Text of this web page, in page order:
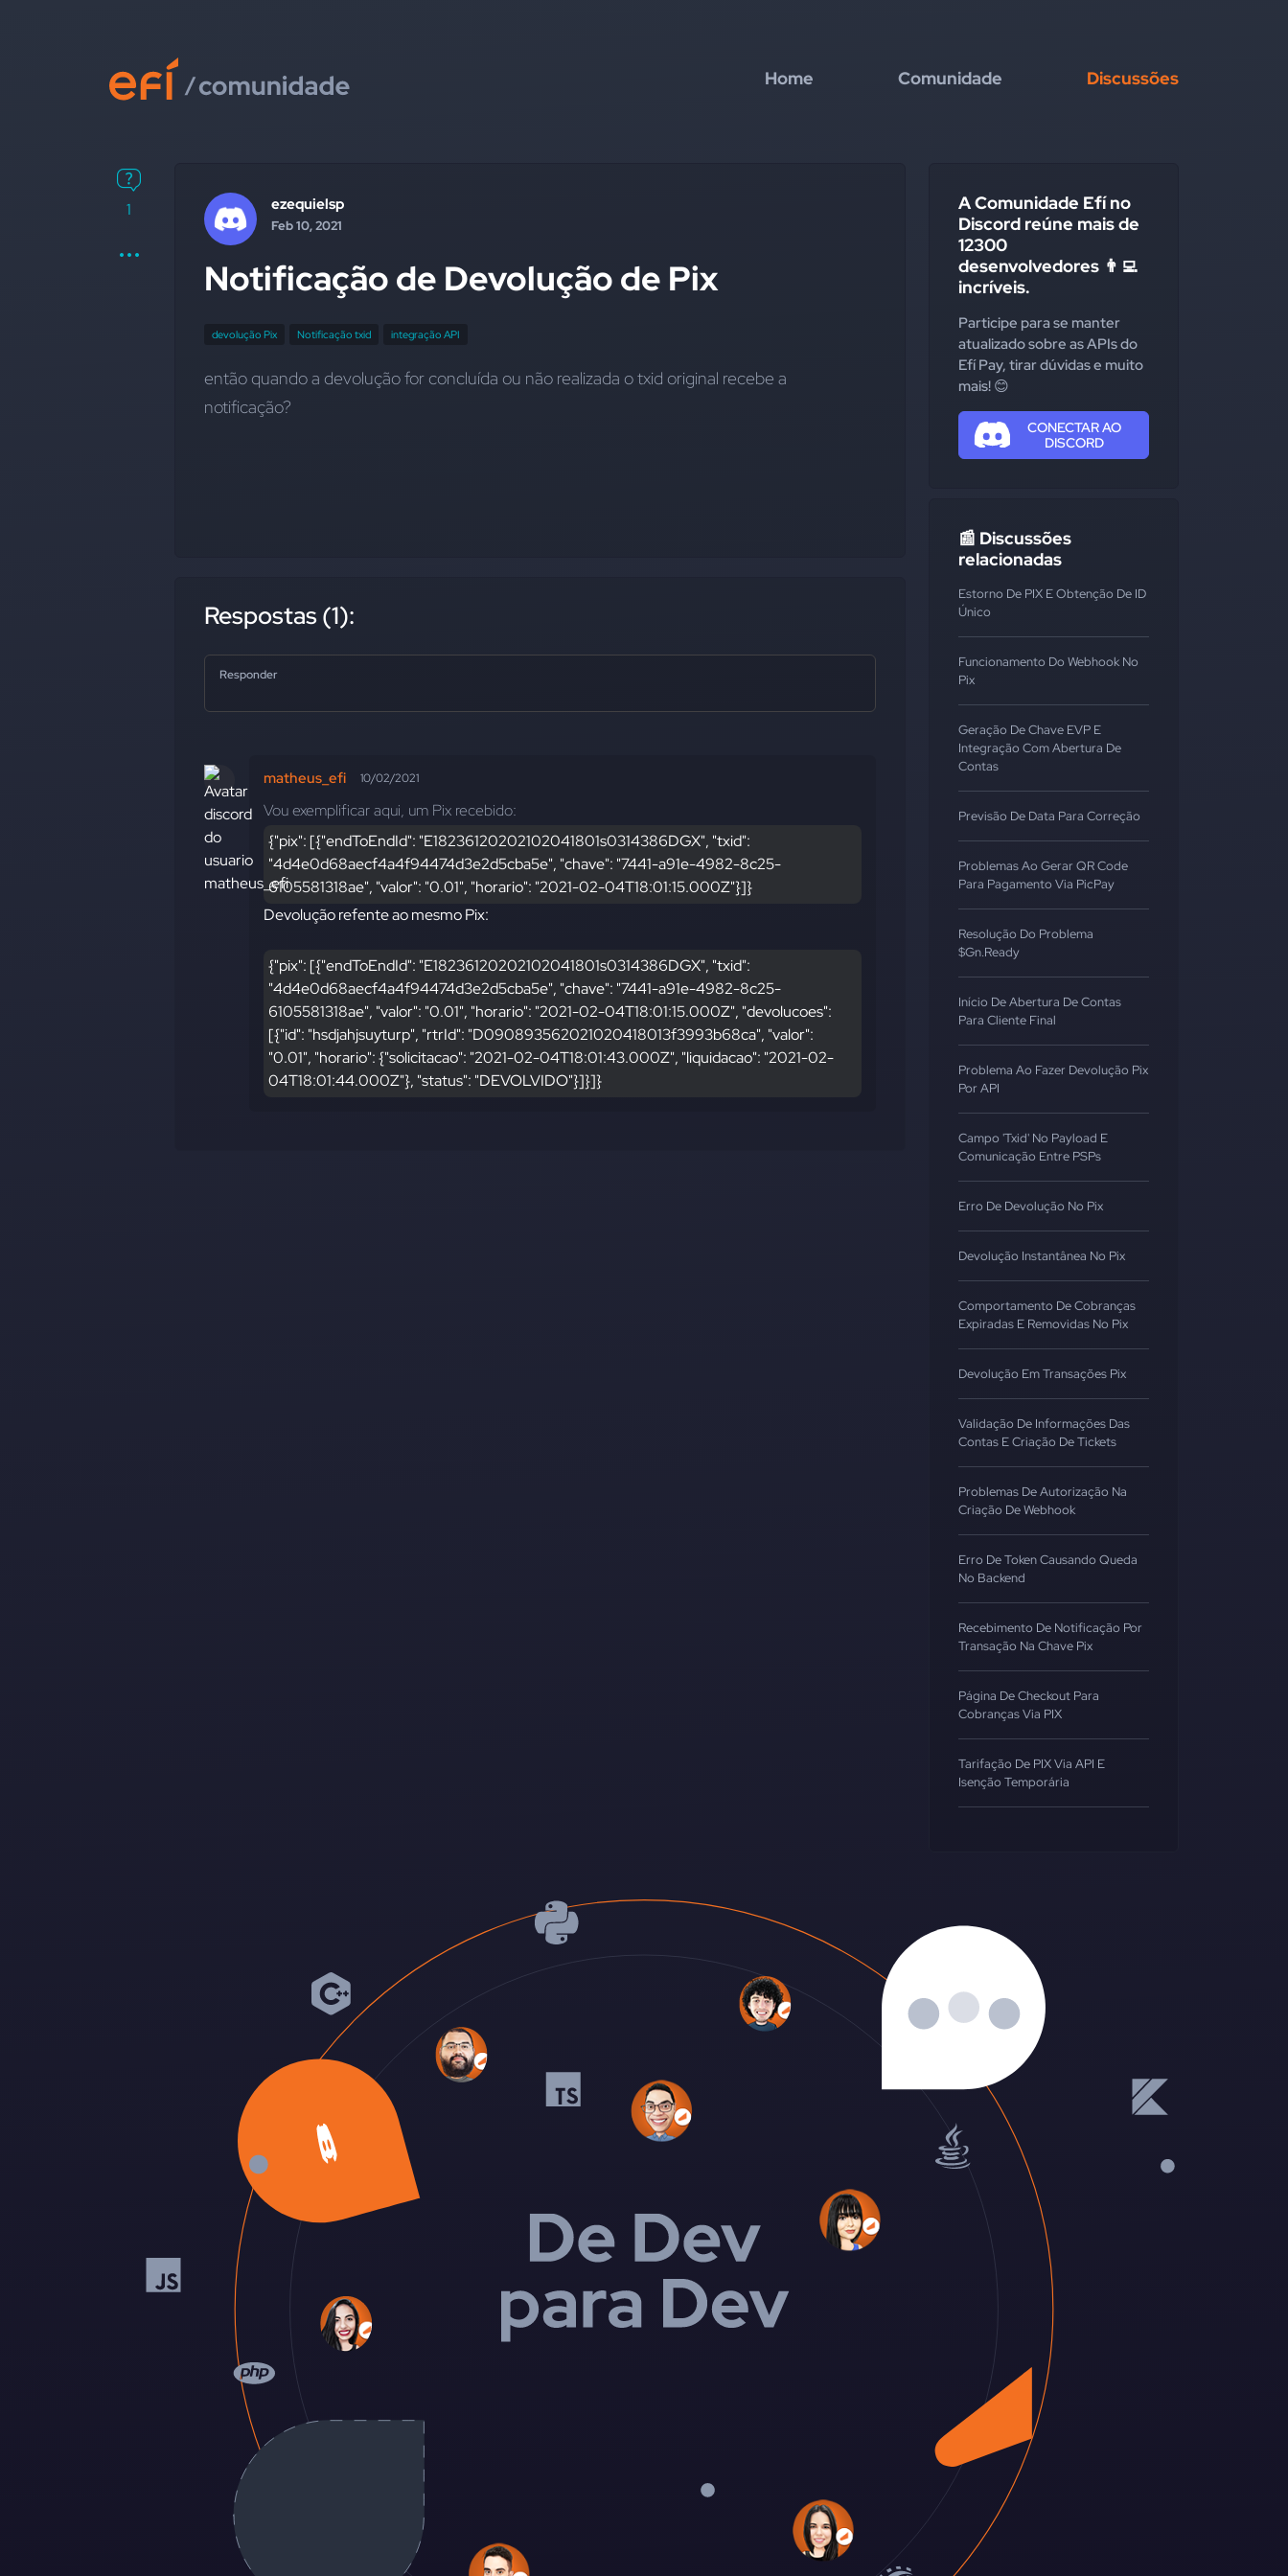
Home Comunidade Discussões
1 ezequielsp
Feb 10, 2021
Notificação de Devolução de Pix
devolução Pix Notificação txid integração API
então quando a devolução for concluída ou não realizada o txid original recebe a
notificação?
Respostas (1):
Responder
matheus_efi 10/02/2021
Vou exemplificar aqui, um Pix recebido:
{"pix": [{"endToEndId": "E18236120202102041801s0314386DGX", "txid":
"4d4e0d68aecf4a4f94474d3e2d5cba5e", "chave": "7441-a91e-4982-8c25-
6105581318ae", "valor": "0.01", "horario": "2021-02-04T18:01:15.000Z"}]}
Devolução refente ao mesmo Pix:
{"pix": [{"endToEndId": "E18236120202102041801s0314386DGX", "txid":
"4d4e0d68aecf4a4f94474d3e2d5cba5e", "chave": "7441-a91e-4982-8c25-
6105581318ae", "valor": "0.01", "horario": "2021-02-04T18:01:15.000Z", "devolucoes":
[{"id": "hsdjahjsuyturp", "rtrId": "D090893562021020418013f3993b68ca", "valor":
"0.01", "horario": {"solicitacao": "2021-02-04T18:01:43.000Z", "liquidacao": "2021-02-
04T18:01:44.000Z"}, "status": "DEVOLVIDO"}]}]}
A Comunidade Efí no
Discord reúne mais de
12300
desenvolvedores 👨‍💻
incríveis.
Participe para se manter
atualizado sobre as APIs do
Efí Pay, tirar dúvidas e muito
mais! 😊
CONECTAR AO
DISCORD
📰 Discussões
relacionadas
Estorno De PIX E Obtenção De ID
Único
Funcionamento Do Webhook No
Pix
Geração De Chave EVP E
Integração Com Abertura De
Contas
Previsão De Data Para Correção
Problemas Ao Gerar QR Code
Para Pagamento Via PicPay
Resolução Do Problema
$gn.ready
Início De Abertura De Contas
Para Cliente Final
Problema Ao Fazer Devolução Pix
Por API
Campo 'txid' No Payload E
Comunicação Entre PSPs
Erro De Devolução No Pix
Devolução Instantânea No Pix
Comportamento De Cobranças
Expiradas E Removidas No Pix
Devolução Em Transações Pix
Validação De Informações Das
Contas E Criação De Tickets
Problemas De Autorização Na
Criação De Webhook
Erro De Token Causando Queda
No Backend
Recebimento De Notificação Por
Transação Na Chave Pix
Página De Checkout Para
Cobranças Via PIX
Tarifação De PIX Via API E
Isenção Temporária